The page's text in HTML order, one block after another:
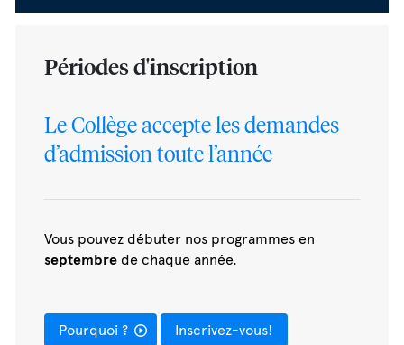
Périodes d'inscription
Le Collège accepte les demandes
d’admission toute l’année
Vous pouvez débuter nos programmes en
septembre de chaque année.
Pourquoi ? Inscrivez-vous!